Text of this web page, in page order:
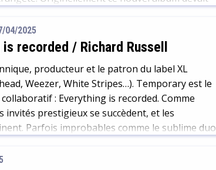
04/2025
recorded / Richard Russell
producteur et le patron du label XL
Weezer, White Stripes…). Temporary est le
: Everything is recorded. Comme
invités prestigieux se succèdent, et les
Parfois improbables comme le sublime duo